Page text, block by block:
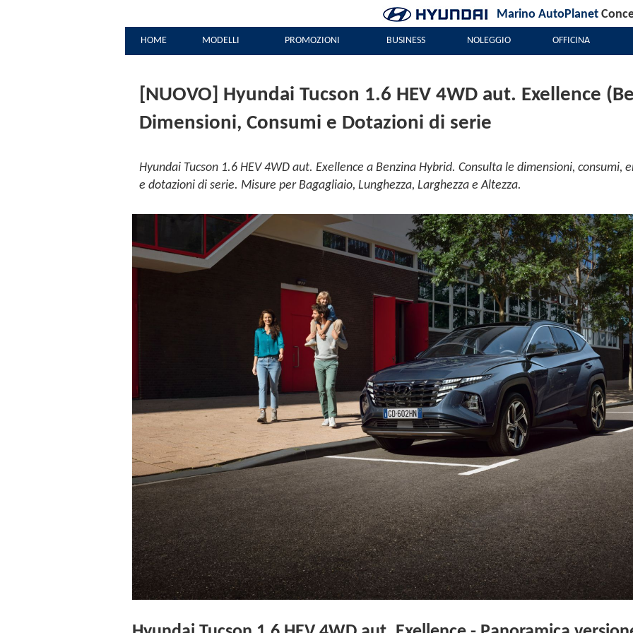
Marino AutoPlanet
HOME MODELLI PROMOZIONI BUSINESS NOLEGGIO OFFICINA
[NUOVO] Hyundai Tucson 1.6 HEV 4WD aut. Exellence
Dimensioni, Consumi e Dotazioni di serie
Hyundai Tucson 1.6 HEV 4WD aut. Exellence a Benzina Hybrid. Consulta le dimensioni, consumi,
e dotazioni di serie. Misure per Bagagliaio, Lunghezza, Larghezza e Altezza.